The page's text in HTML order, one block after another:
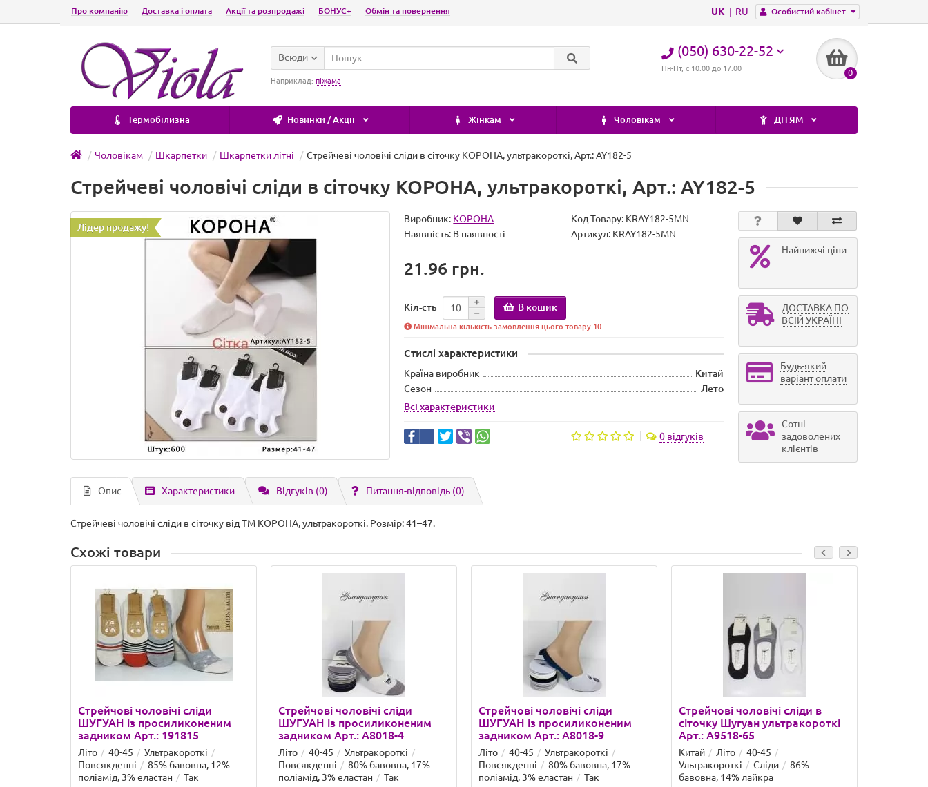
Особистий кабінет
UK RU
Про компанію Доставка і оплата Акції та розпродажі БОНУС+ Обмін та повернення
(050) 630-22-52
Пн-Пт, с 10:00 до 17:00 0
Всюди
Наприклад: піжама
Термобілизна Новинки / Акції Жінкам Чоловікам ДІТЯМ
Чоловікам Шкарпетки Шкарпетки літні Стрейчеві чоловічі сліди в сіточку КОРОНА, ультракороткі, Арт.: AY182-5
Стрейчеві чоловічі сліди в сіточку КОРОНА, ультракороткі, Арт.: AY182-5
Лідер продажу!
Виробник: КОРОНА Код Товару: KRAY182-5MN
Наявність: В наявності Артикул: KRAY182-5MN
21.96 грн.
Кіл-сть В кошик
Мінімальна кількість замовлення цього товару 10
Стислі характеристики
Країна виробник
Китай
Сезон
Лето
Всі характеристики
0 відгуків
Найнижчі ціни
ДОСТАВКА ПО
ВСІЙ УКРАЇНІ
Будь-який
варіант оплати
Сотні
задоволених
клієнтів
Опис Характеристики Відгуків (0) Питання-відповідь (0)
Стрейчеві чоловічі сліди в сіточку від ТМ КОРОНА, ультракороткі. Розмір: 41–47.
Схожі товари
Стрейчові чоловічі сліди
ШУГУАН із просиликоненим
задником Арт.: 191815
Літо 40-45
Ультракороткі
Повсякденні
85% бавовна, 12%
поліамід, 3% еластан
Так
Стрейчові чоловічі сліди
ШУГУАН із просиликоненим
задником Арт.: A8018-4
Літо 40-45
Ультракороткі
Повсякденні
80% бавовна, 17%
поліамід, 3% еластан
Так
Стрейчові чоловічі сліди
ШУГУАН із просиликоненим
задником Арт.: A8018-9
Літо 40-45
Ультракороткі
Повсякденні
80% бавовна, 17%
поліамід, 3% еластан
Так
Стрейчові чоловічі сліди в
сіточку Шугуан ультракороткі
Арт.: A9518-65
Китай Літо
40-45
Ультракороткі
Сліди
86%
бавовна, 14% лайкра